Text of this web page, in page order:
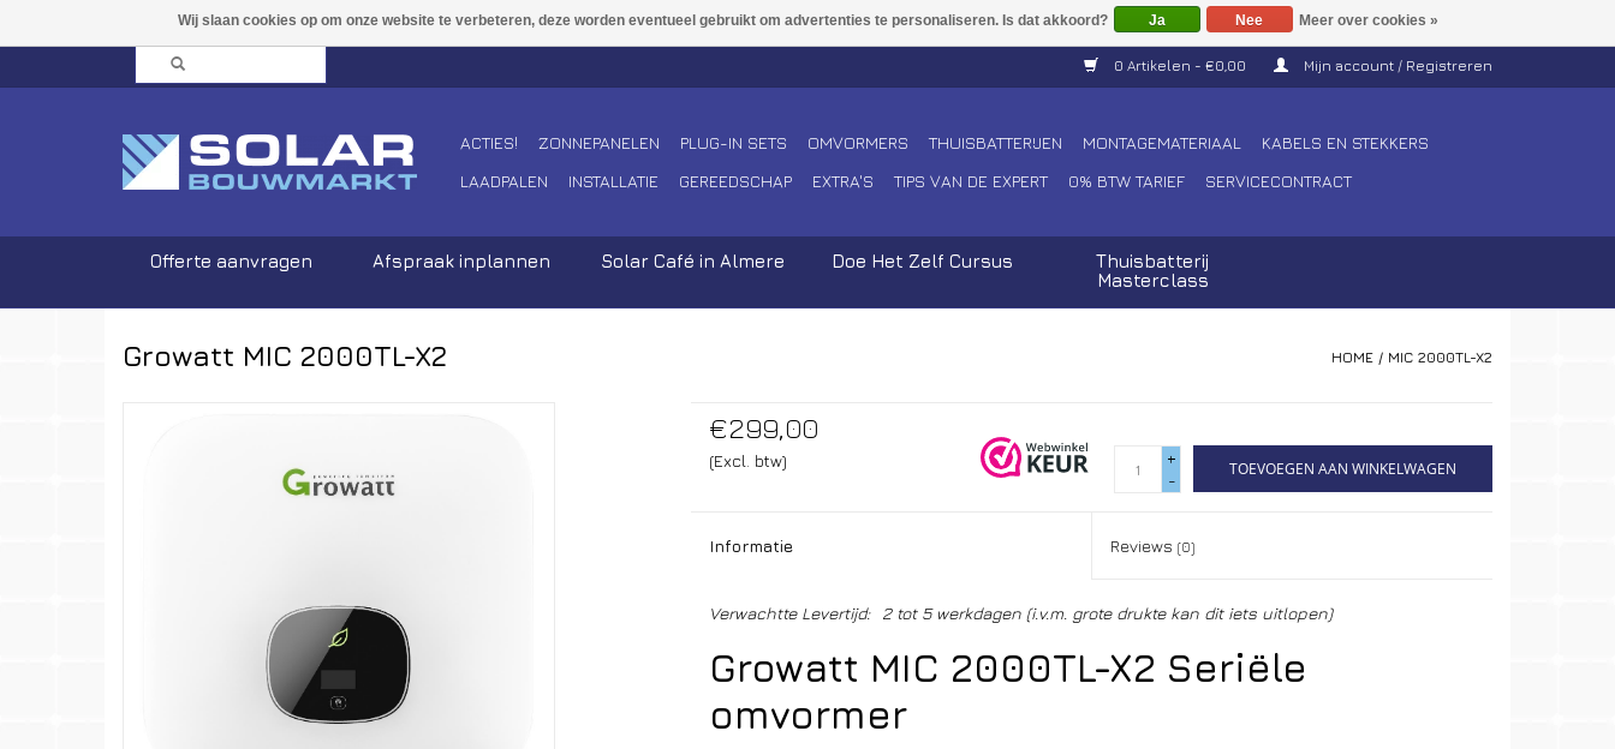
0 Artikelen - €0,00 Mijn account / Registreren
ACTIES! ZONNEPANELEN PLUG-IN SETS OMVORMERS THUISBATTERIJEN MONTAGEMATERIAAL
KABELS EN STEKKERS
LAADPALEN
INSTALLATIE GEREEDSCHAP EXTRA'S TIPS VAN DE EXPERT 0% BTW TARIEF SERVICECONTRACT
Offerte aanvragen Afspraak inplannen Solar Café in Almere Doe Het Zelf Cursus
Thuisbatterij
Masterclass
Growatt MIC 2000TL-X2 HOME / MIC 2000TL-X2
€299,00
(Excl. btw)
+
-
TOEVOEGEN AAN WINKELWAGEN
Informatie Reviews(0)
Verwachtte Levertijd: 2 tot 5 werkdagen (i.v.m. grote drukte kan dit iets uitlopen)
Growatt MIC 2000TL-X2 Seriële
omvormer
Ja Nee Meer over cookies »